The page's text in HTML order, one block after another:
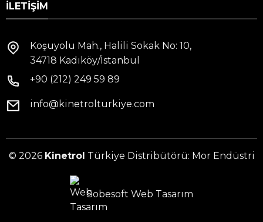
İLETIŞIM
Koşuyolu Mah., Halili Sokak No: 10,
34718 Kadıköy/İstanbul
+90 (212) 249 59 89
info@kinetrolturkiye.com
© 2026 Kinetrol Türkiye Distribütörü: Mor Endüstri
Sobesoft Web Tasarım